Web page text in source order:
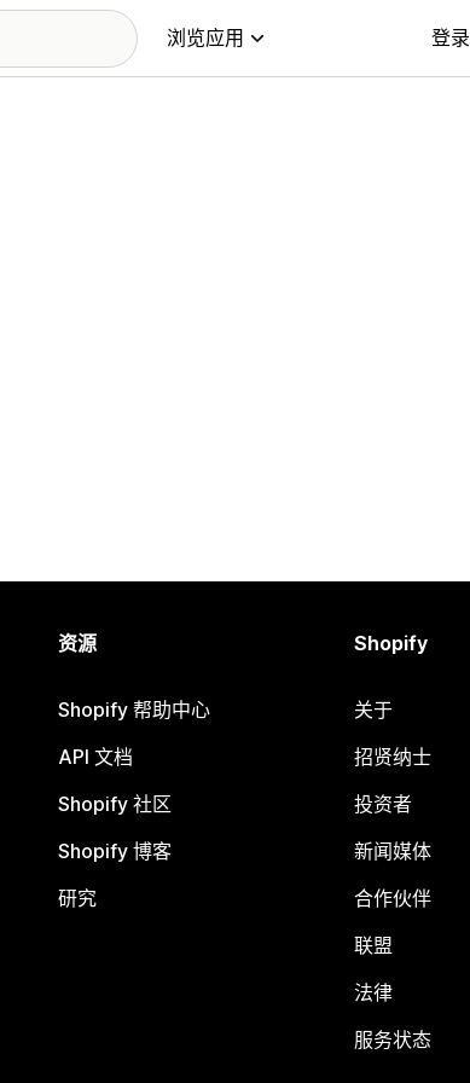
浏览应用 登录
资源
Shopify 帮助中心
API 文档
Shopify 社区
Shopify 博客
研究
Shopify
关于
招贤纳士
投资者
新闻媒体
合作伙伴
联盟
法律
服务状态